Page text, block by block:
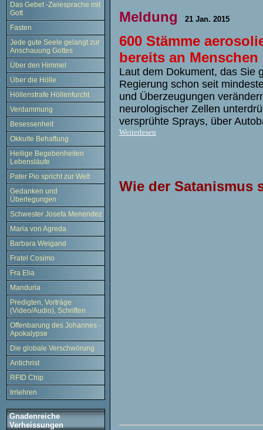
Das Gebet -Zwiesprache mit
Gott
Fasten
Jede gute Seele gelangt zur
Anschauung Gottes
Über den Himmel
Über die Hölle
Höllenstrafe Höllenfurcht
Verdammung
Besessenheit
Okkulte Behaftung
Heilige Begebenheiten
Lebensläufe
Pater Pio spricht zur Welt
Gedanken und
Überlegungen
Schwester Josefa Menendez
Maria von Agreda
Barbara Weigand
Fratel Cosimo
Fra Elia
Manduria
Predigten, Vorträge
(Video/Audio), Schriften
Offenbarung des Johannes -
Apokalypse
Die globale Verschwörung
Antichrist
RFID Chip
Irrlehren
Gnadenreiche
Verheissungen
Meldung 21 Jan. 2015
600 Stämme
bereits an Menschen
Laut dem Dokument, das Sie
Regierung schon seit
und Überzeugungen
neurologischer Zellen
versprühte Sprays, über
Weiterlesen
Wie der Satanismus